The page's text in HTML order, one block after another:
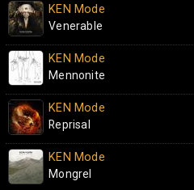
KEN Mode
Venerable
KEN Mode
Mennonite
KEN Mode
Reprisal
KEN Mode
Mongrel